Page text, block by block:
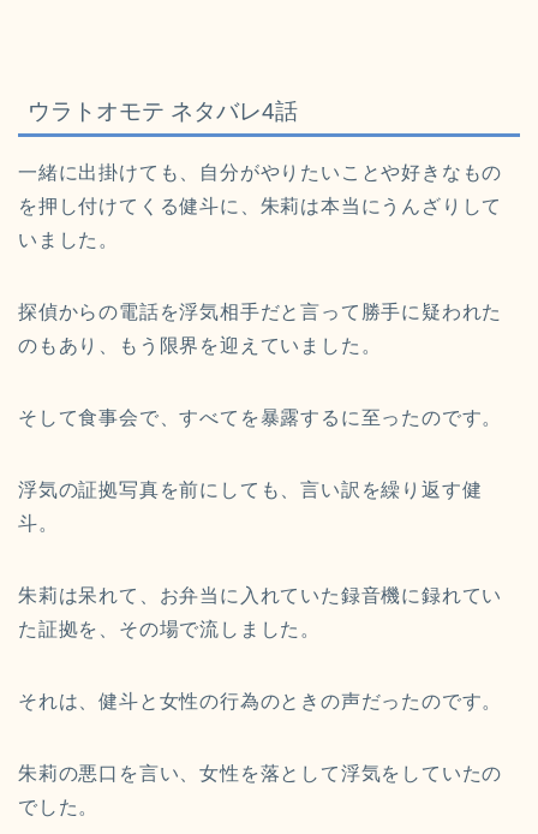
ウラトオモテ ネタバレ4話
一緒に出掛けても、自分がやりたいことや好きなもの
を押し付けてくる健斗に、朱莉は本当にうんざりして
いました。
探偵からの電話を浮気相手だと言って勝手に疑われた
のもあり、もう限界を迎えていました。
そして食事会で、すべてを暴露するに至ったのです。
浮気の証拠写真を前にしても、言い訳を繰り返す健
斗。
朱莉は呆れて、お弁当に入れていた録音機に録れてい
た証拠を、その場で流しました。
それは、健斗と女性の行為のときの声だったのです。
朱莉の悪口を言い、女性を落として浮気をしていたの
でした。